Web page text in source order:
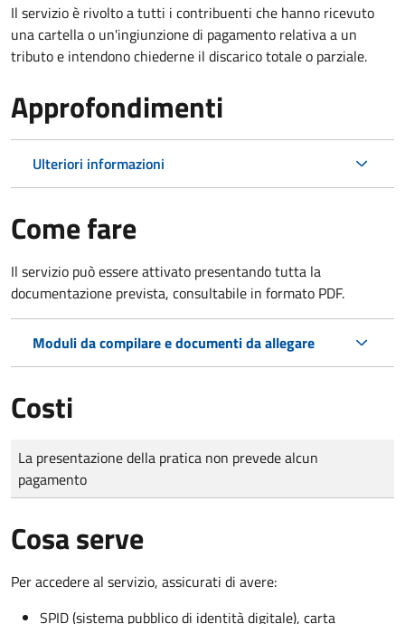
Il servizio è rivolto a tutti i contribuenti che hanno ricevuto
una cartella o un'ingiunzione di pagamento relativa a un
tributo e intendono chiederne il discarico totale o parziale.
Approfondimenti
Ulteriori informazioni
Come fare
Il servizio può essere attivato presentando tutta la
documentazione prevista, consultabile in formato PDF.
Moduli da compilare e documenti da allegare
Costi
Tipo di pagamento
Importo
La presentazione della pratica non prevede alcun
pagamento
Cosa serve
Per accedere al servizio, assicurati di avere:
SPID (sistema pubblico di identità digitale), carta